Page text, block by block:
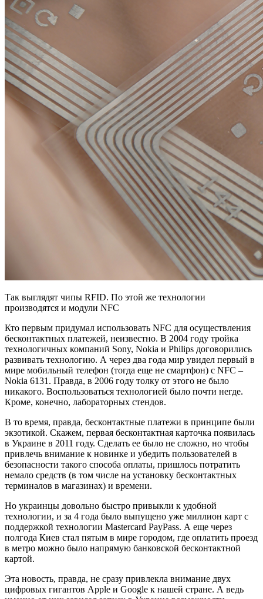
Так выглядят чипы RFID. По этой же технологии
производятся и модули NFC
Кто первым придумал использовать NFC для осуществления
бесконтактных платежей, неизвестно. В 2004 году тройка
технологичных компаний Sony, Nokia и Philips договорились
развивать технологию. А через два года мир увидел первый в
мире мобильный телефон (тогда еще не смартфон) с NFC –
Nokia 6131. Правда, в 2006 году толку от этого не было
никакого. Воспользоваться технологией было почти негде.
Кроме, конечно, лабораторных стендов.
В то время, правда, бесконтактные платежи в принципе были
экзотикой. Скажем, первая бесконтактная карточка появилась
в Украине в 2011 году. Сделать ее было не сложно, но чтобы
привлечь внимание к новинке и убедить пользователей в
безопасности такого способа оплаты, пришлось потратить
немало средств (в том числе на установку бесконтактных
терминалов в магазинах) и времени.
Но украинцы довольно быстро привыкли к удобной
технологии, и за 4 года было выпущено уже миллион карт с
поддержкой технологии Mastercard PayPass. А еще через
полгода Киев стал пятым в мире городом, где оплатить проезд
в метро можно было напрямую банковской бесконтактной
картой.
Эта новость, правда, не сразу привлекла внимание двух
цифровых гигантов Apple и Google к нашей стране. А ведь